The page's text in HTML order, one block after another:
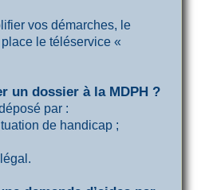
vos démarches, le
le téléservice «
un dossier à la MDPH ?
par :
de handicap ;